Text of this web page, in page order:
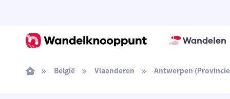
Wandelen
België Vlaanderen Antwerpen